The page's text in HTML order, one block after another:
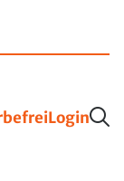
Login